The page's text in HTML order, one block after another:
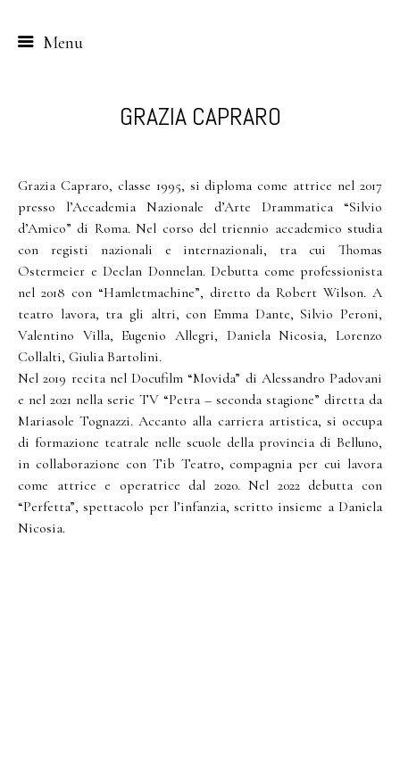
Menu
GRAZIA CAPRARO
Grazia Capraro, classe 1995, si diploma come attrice nel 2017
presso l’Accademia Nazionale d’Arte Drammatica “Silvio
d’Amico” di Roma. Nel corso del triennio accademico studia
con registi nazionali e internazionali, tra cui Thomas
Ostermeier e Declan Donnelan. Debutta come professionista
nel 2018 con “Hamletmachine”, diretto da Robert Wilson. A
teatro lavora, tra gli altri, con Emma Dante, Silvio Peroni,
Valentino Villa, Eugenio Allegri, Daniela Nicosia, Lorenzo
Collalti, Giulia Bartolini.
Nel 2019 recita nel Docufilm “Movida” di Alessandro Padovani
e nel 2021 nella serie TV “Petra – seconda stagione” diretta da
Mariasole Tognazzi. Accanto alla carriera artistica, si occupa
di formazione teatrale nelle scuole della provincia di Belluno,
in collaborazione con Tib Teatro, compagnia per cui lavora
come attrice e operatrice dal 2020. Nel 2022 debutta con
“Perfetta”, spettacolo per l’infanzia, scritto insieme a Daniela
Nicosia.